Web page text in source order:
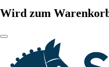
Wird zum